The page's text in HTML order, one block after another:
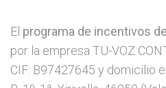
El programa de incentivos de
por la empresa TU-VOZ
CIF: B97427645 y domicilio